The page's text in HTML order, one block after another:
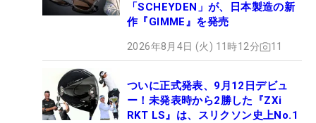
「SCHEYDEN」が、日本製造の新
作『GIMME』を発売
2026年8月4日 (火) 11時12分 11
ついに正式発表、9月12日デビュ
ー！未発表時から2勝した『ZXi
RKT LS』は、スリクソン史上No.1